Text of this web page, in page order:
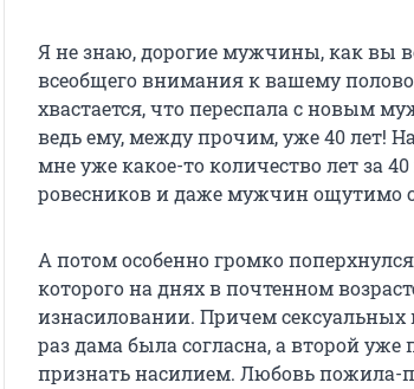
Я не знаю, дорогие мужчины, как вы
всеобщего внимания к вашему
хвастается, что переспала с новым
ведь ему, между прочим, уже 40 лет!
мне уже какое-то количество лет за
ровесников и даже мужчин ощутимо
А потом особенно громко
которого на днях в почтенном
изнасиловании. Причем сексуальных
раз дама была согласна, а второй
признать насилием. Любовь пожила-